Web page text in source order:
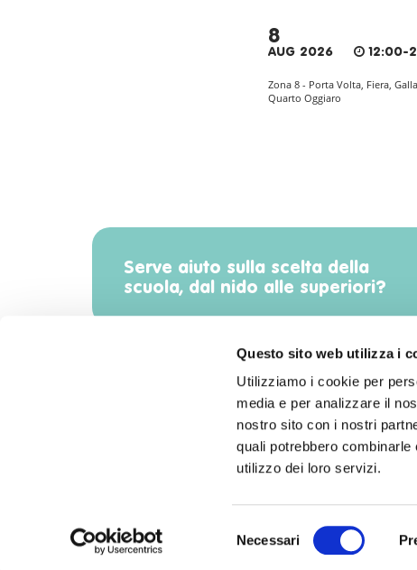
Questo sito web utilizza i
Utilizziamo i cookie per
media e per analizzare il
nostro sito con i nostri
quali potrebbero
utilizzo dei loro servizi.
del
Necessari
8
AUG 2026 12:00-
Zona 8 - Porta Volta, Fiera,
Quarto Oggiaro
Serve aiuto sulla scelta della
scuola, dal nido alle superiori?
Scarica l'app di Radiomamma!
©2026 All Rights Reserved.